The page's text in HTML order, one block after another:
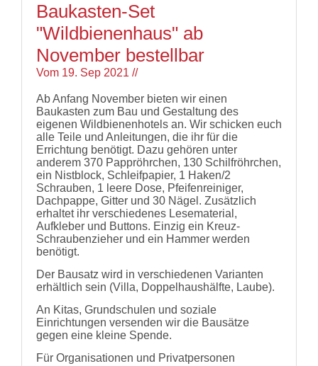
Baukasten-Set
"Wildbienenhaus" ab
November bestellbar
Vom 19. Sep 2021 //
Ab Anfang November bieten wir einen
Baukasten zum Bau und Gestaltung des
eigenen Wildbienenhotels an. Wir schicken euch
alle Teile und Anleitungen, die ihr für die
Errichtung benötigt. Dazu gehören unter
anderem 370 Pappröhrchen, 130 Schilfröhrchen,
ein Nistblock, Schleifpapier, 1 Haken/2
Schrauben, 1 leere Dose, Pfeifenreiniger,
Dachpappe, Gitter und 30 Nägel. Zusätzlich
erhaltet ihr verschiedenes Lesematerial,
Aufkleber und Buttons. Einzig ein Kreuz-
Schraubenzieher und ein Hammer werden
benötigt.
Der Bausatz wird in verschiedenen Varianten
erhältlich sein (Villa, Doppelhaushälfte, Laube).
An Kitas, Grundschulen und soziale
Einrichtungen versenden wir die Bausätze
gegen eine kleine Spende.
Für Organisationen und Privatpersonen